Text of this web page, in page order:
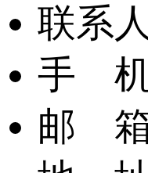
联系
手 机
邮 箱